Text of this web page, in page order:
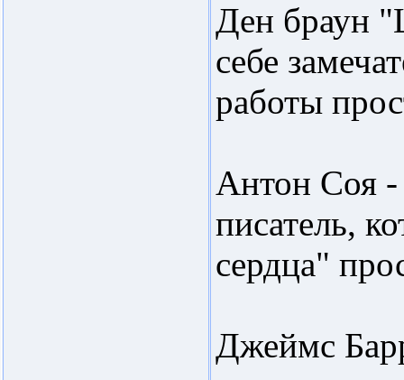
Ден браун
себе
работы
Антон Соя -
писатель,
сердца"
Джеймс